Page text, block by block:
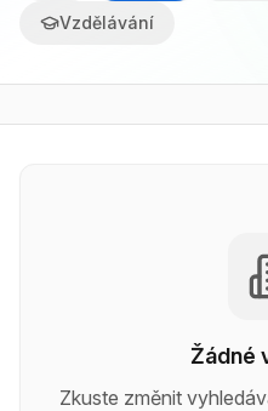
Vzdělávání
Žádné
Zkuste změnit